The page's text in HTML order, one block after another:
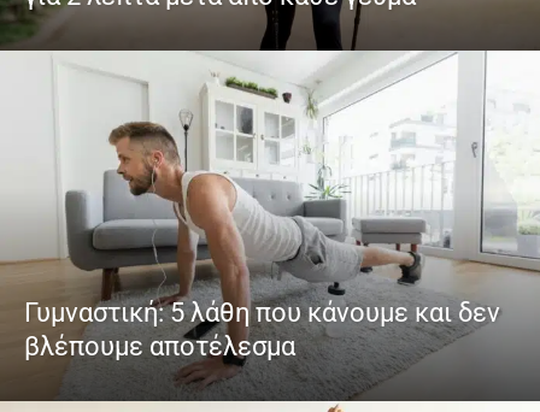
Γυμναστική: 5 λάθη που κάνουμε και δεν
βλέπουμε αποτέλεσμα